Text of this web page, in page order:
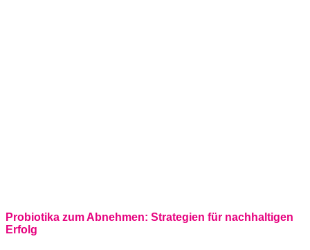
Probiotika zum Abnehmen: Strategien für nachhaltigen
Erfolg